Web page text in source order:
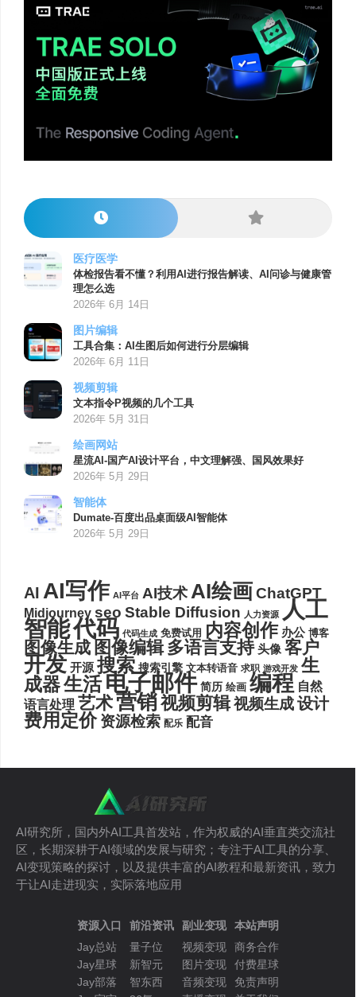
医疗医学
体检报告看不懂？利用AI进行报告解读、AI问诊与健康管
理怎么选
2026年 6月 14日
图片编辑
工具合集：AI生图后如何进行分层编辑
2026年 6月 11日
视频剪辑
文本指令P视频的几个工具
2026年 5月 31日
绘画网站
星流AI-国产AI设计平台，中文理解强、国风效果好
2026年 5月 29日
智能体
Dumate-百度出品桌面级AI智能体
2026年 5月 29日
AI AI写作 AI平台 AI技术AI绘画ChatGPT
Midjourney seo Stable Diffusion 人力资源 人工
智能代码 代码生成 免费试用 内容创作 办公 博客
图像生成 图像编辑 多语言支持 头像 客户
开发 开源 搜索 搜索引擎 文本转语音 求职 游戏开发 生
成器生活电子邮件 简历 绘画 编程 自然
语言处理 艺术营销视频剪辑视频生成设计
费用定价 资源检索 配乐 配音
AI研究所，国内外AI工具首发站，作为权威的AI垂直类交流社
区，长期深耕于AI领域的发展与研究；专注于AI工具的分享、
AI变现策略的探讨，以及提供丰富的AI教程和最新资讯，致力
于让AI走进现实，实际落地应用
资源入口
Jay总站
Jay星球
Jay部落
前沿资讯
量子位
新智元
智东西
副业变现
视频变现
图片变现
音频变现
本站声明
商务合作
付费星球
免责声明